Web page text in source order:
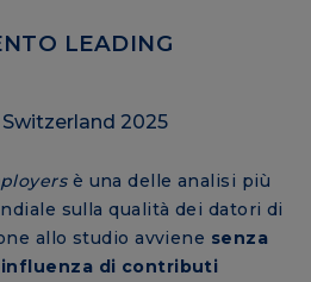
LEADING
è una delle analisi più
sulla qualità dei datori di
allo studio avviene senza
influenza di contributi